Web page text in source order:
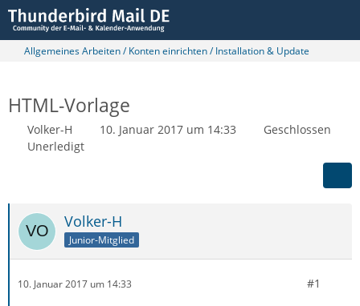
Allgemeines Arbeiten / Konten einrichten / Installation & Update
HTML-Vorlage
Volker-H 10. Januar 2017 um 14:33
Geschlossen
Unerledigt
Volker-H
Junior-Mitglied
10. Januar 2017 um 14:33 #1